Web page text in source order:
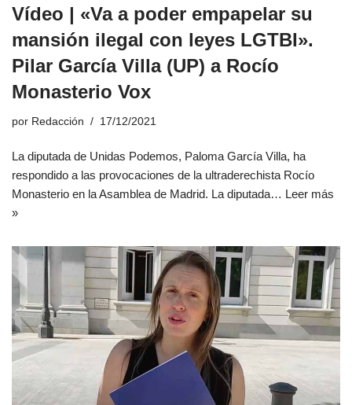
Vídeo | «Va a poder empapelar su
mansión ilegal con leyes LGTBI».
Pilar García Villa (UP) a Rocío
Monasterio Vox
por Redacción 17/12/2021
La diputada de Unidas Podemos, Paloma García Villa, ha
respondido a las provocaciones de la ultraderechista Rocío
Monasterio en la Asamblea de Madrid. La diputada… Leer más
»